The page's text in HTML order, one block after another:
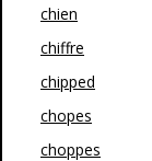
chien
chiffre
chipped
chopes
choppes